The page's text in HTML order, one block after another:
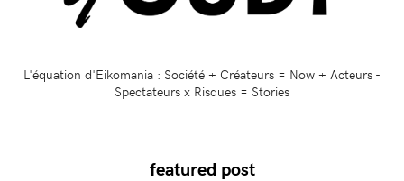
L'équation d'Eikomania : Société + Créateurs = Now + Acteurs -
Spectateurs x Risques = Stories
featured post